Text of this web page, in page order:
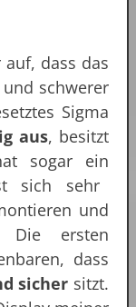
dass das
und schwerer
Sigma
aus, besitzt
sogar ein
sich sehr
und
ersten
dass
sicher sitzt.